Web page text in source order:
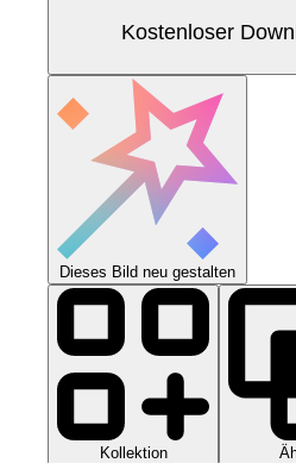
Kostenloser
Dieses Bild neu gestalten
Kollektion